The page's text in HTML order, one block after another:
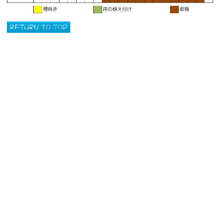
のページの先頭へ